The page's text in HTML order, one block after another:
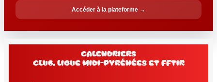
Accéder à la plateforme →
Calendriers
club, Ligue Midi-Pyrénées et FFtir